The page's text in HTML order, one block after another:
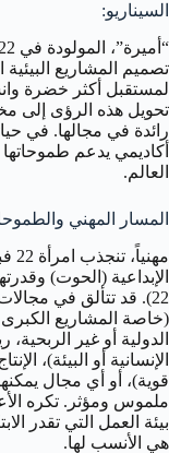
السيناريو:
تصميم المشاريع
لمستقبل أكثر خضرة
رائدة في مجالها. في
أكاديمي يدعم
العالم.
المسار المهني
الإبداعية (الحوت)
22). قد تتألق في
(خاصة المشاريع الكبرى
الدولية أو غير
الإنسانية أو البيئة)،
قوية)، أو أي مجال
ملموس ومؤثر. تكره
بيئة العمل التي تقدر
هي الأنسب لها.